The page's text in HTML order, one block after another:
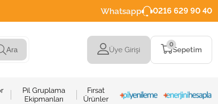
Whatsapp 0216 629 90 40
Ara Üye Girişi Sepetim
0
Pil Gruplama
Ekipmanları
Fırsat
Ürünler